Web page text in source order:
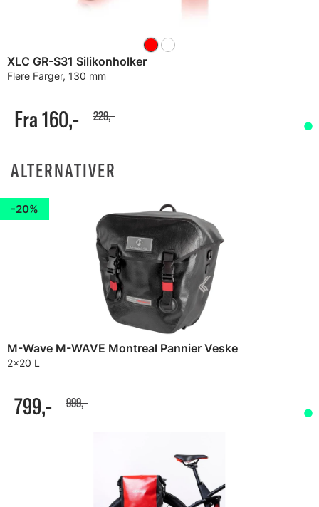
XLC GR-S31 Silikonholker
Flere Farger, 130 mm
Fra 160,- 229,-
ALTERNATIVER
20%
M-Wave M-WAVE Montreal Pannier Veske
2x20 L
799,- 999,-